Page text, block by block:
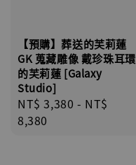
【預購】葬送的芙莉蓮
GK 蒐藏雕像 戴珍珠耳環
的芙莉蓮 [Galaxy
Studio]
Regular
price
NT$ 3,380 - NT$
8,380